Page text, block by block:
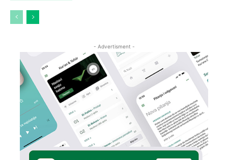
- Advertisment -